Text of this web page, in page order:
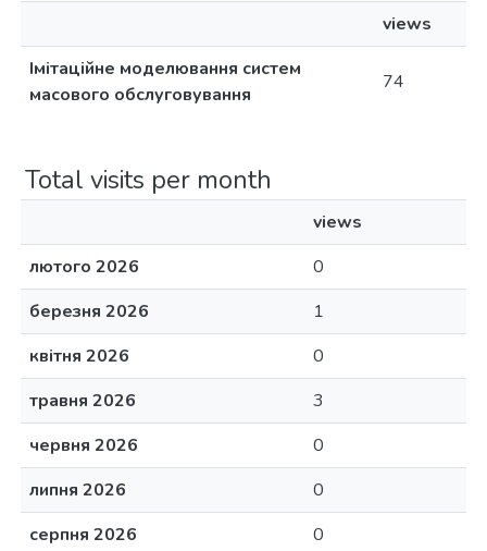
views
Імітаційне моделювання систем
масового обслуговування
74
Total visits per month
views
лютого 2026
0
березня 2026
1
квітня 2026
0
травня 2026
3
червня 2026
0
липня 2026
0
серпня 2026
0